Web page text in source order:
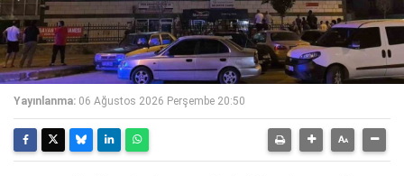
Yayınlanma: 06 Ağustos 2026 Perşembe 20:50